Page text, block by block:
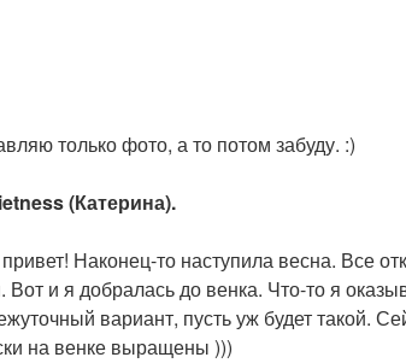
только фото, а то потом забуду. :)
(Катерина).
Наконец-то наступила весна. Все
Вот и я добралась до венка. Что-то я
вариант, пусть уж будет такой.
на венке выращены )))